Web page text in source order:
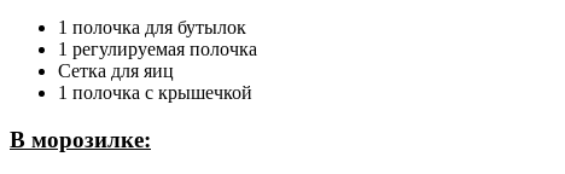
1 полочка для бутылок
1 регулируемая полочка
Сетка для яиц
1 полочка с крышечкой
В морозилке: